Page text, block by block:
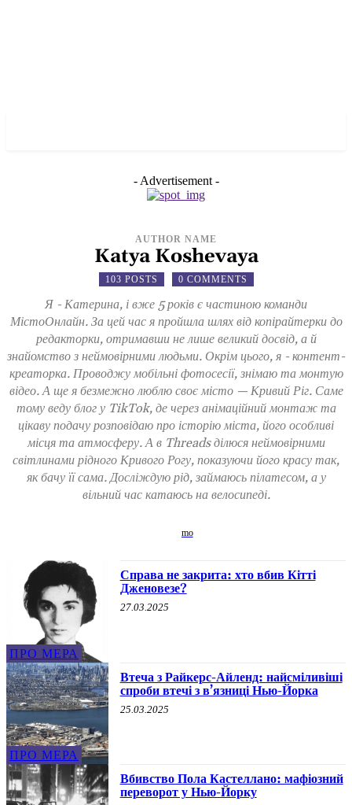
- Advertisement -
AUTHOR NAME
Katya Koshevaya
103 POSTS 0 COMMENTS
Я - Катерина, і вже 5 років є частиною команди
МістоОнлайн. За цей час я пройшла шлях від копірайтерки до
редакторки, отримавши не лише великий досвід, а й
знайомство з неймовірними людьми. Окрім цього, я - контент-
креаторка. Проводжу мобільні фотосесії, знімаю та монтую
відео. А ще я безмежно люблю своє місто — Кривий Ріг. Саме
тому веду блог у TikTok, де через анімаційний монтаж та
цікаву подачу розповідаю про історію міста, його особливі
місця та атмосферу. А в Threads ділюся неймовірними
світлинами рідного Кривого Рогу, показуючи його красу так,
як бачу її сама. Досліждую рід, займаюсь пілатесом, а у
вільний час катаюсь на велосипеді.
ПРО МЕРА
Справа не закрита: хто вбив Кітті
Дженовезе?
27.03.2025
ПРО МЕРА
Втеча з Райкерс-Айленд: найсміливіші
спроби втечі з в’язниці Нью-Йорка
25.03.2025
Вбивство Пола Кастеллано: мафіозний
переворот у Нью-Йорку